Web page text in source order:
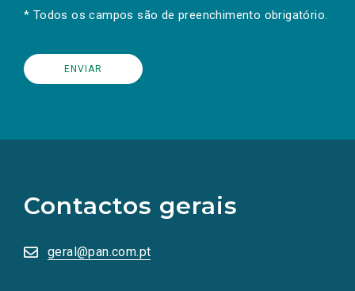
* Todos os campos são de preenchimento obrigatório.
Contactos gerais
geral@pan.com.pt
redes
sociais
numa
nova